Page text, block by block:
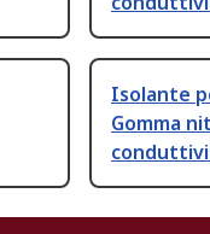
Isolante
Gomma